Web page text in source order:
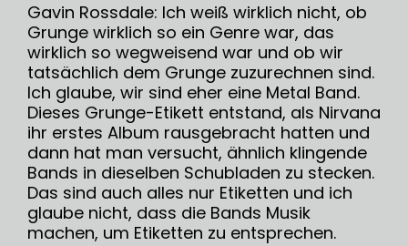
Gavin Rossdale: Ich weiß wirklich nicht, ob
Grunge wirklich so ein Genre war, das
wirklich so wegweisend war und ob wir
tatsächlich dem Grunge zuzurechnen sind.
Ich glaube, wir sind eher eine Metal Band.
Dieses Grunge-Etikett entstand, als Nirvana
ihr erstes Album rausgebracht hatten und
dann hat man versucht, ähnlich klingende
Bands in dieselben Schubladen zu stecken.
Das sind auch alles nur Etiketten und ich
glaube nicht, dass die Bands Musik
machen, um Etiketten zu entsprechen.